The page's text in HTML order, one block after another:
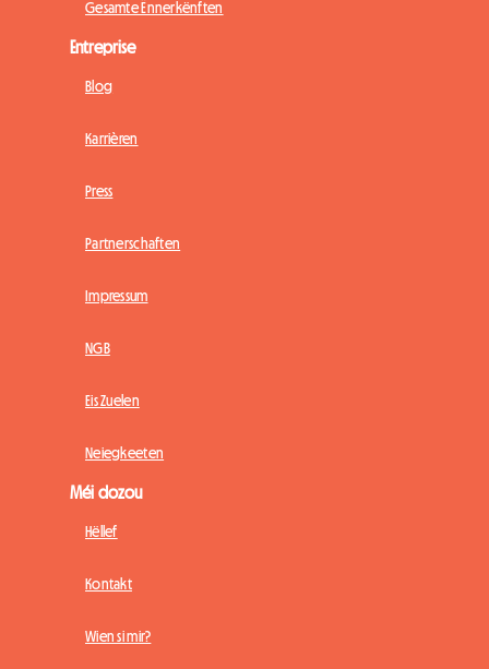
Gesamte Ënnerkënften
Entreprise
Blog
Karrièren
Press
Partnerschaften
Impressum
NGB
Eis Zuelen
Neiegkeeten
Méi dozou
Hëllef
Kontakt
Wien si mir?